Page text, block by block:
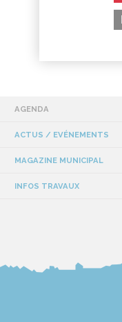
AGENDA
ACTUS / EVÉNEMENTS
MAGAZINE MUNICIPAL
INFOS TRAVAUX